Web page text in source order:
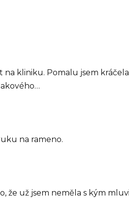
kliniku. Pomalu jsem
na rameno.
že už jsem neměla s kým